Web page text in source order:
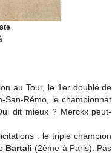
au Tour, le 1er doublé de
San-Rémo, le championnat
dit mieux ? Merckx peut-
: le triple champion
Bartali (2ème à Paris). Pas